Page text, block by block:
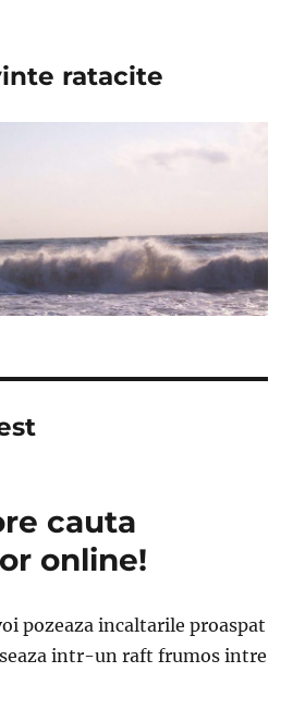
ratacite
cauta
online!
pozeaza incaltarile proaspat
intr-un raft frumos intre